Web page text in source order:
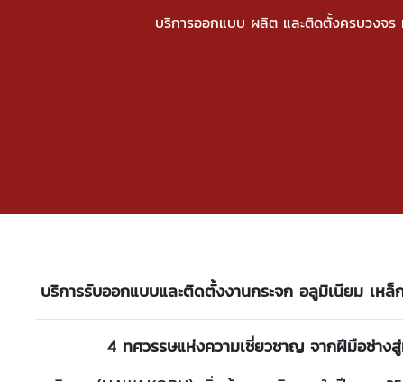
บริการออกแบบ ผลิต และติดตั้งครบวงจร
บริการรับออกแบบและติดตั้งงานกระจก อลูมิเนียม เห
4 ทศวรรษแห่งความเชี่ยวชาญ จากฝีมือช่าง